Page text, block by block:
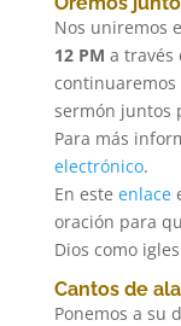
Nos uniremos
12 PM a través
continuaremos
sermón juntos
Para más
electrónico.
En este enlace
oración para
Dios como
Cantos de
Ponemos a su